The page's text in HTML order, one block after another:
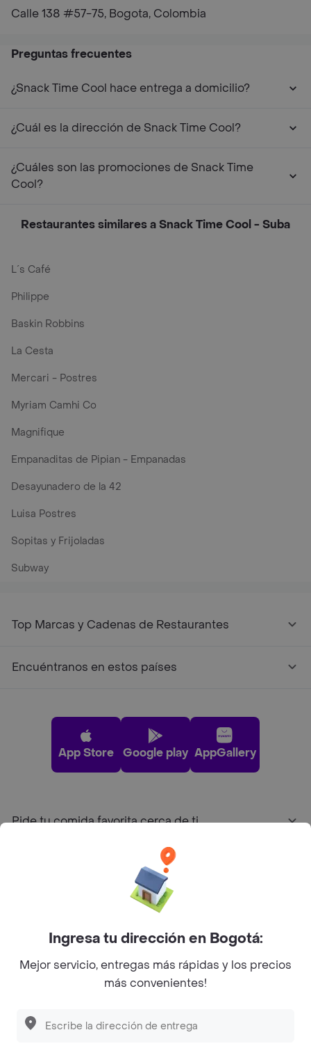
Calle 138 #57-75, Bogota, Colombia
Preguntas frecuentes
¿Snack Time Cool hace entrega a domicilio?
¿Cuál es la dirección de Snack Time Cool?
¿Cuáles son las promociones de Snack Time
Cool?
Restaurantes similares a Snack Time Cool - Suba
L´s Café
Philippe
Baskin Robbins
La Cesta
Mercari - Postres
Myriam Camhi Co
Magnifique
Empanaditas de Pipian - Empanadas
Desayunadero de la 42
Luisa Postres
Sopitas y Frijoladas
Subway
Top Marcas y Cadenas de Restaurantes
Encuéntranos en estos países
App Store Google play AppGallery
Pide tu comida favorita cerca de ti
Sobre Rappi
Facebook
Twitter
Instagram
©2026Rappi Inc. All rights reserved.
Ingresa tu dirección en Bogotá:
Mejor servicio, entregas más rápidas y los precios
más convenientes!